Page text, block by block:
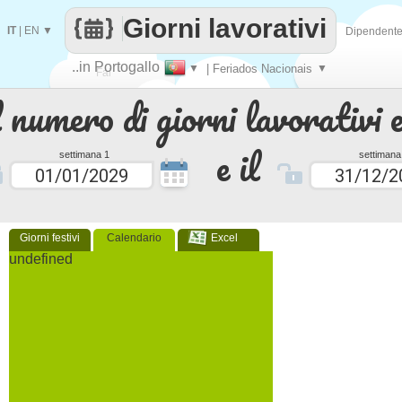
di giorni lavorativi
settimana 1 e il
Giorni festivi Calendario Excel
undefined
Fai
contare
..in Portogallo ▼ | Feriados Nacionais ▼
Giorni lavorativi
IT| EN ▼